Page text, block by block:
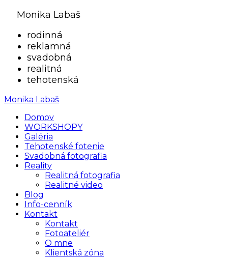
Monika Labaš
rodinná
reklamná
svadobná
realitná
tehotenská
Monika Labaš
Domov
WORKSHOPY
Galéria
Tehotenské fotenie
Svadobná fotografia
Reality
Realitná fotografia
Realitné video
Blog
Info-cenník
Kontakt
Kontakt
Fotoateliér
O mne
Klientská zóna